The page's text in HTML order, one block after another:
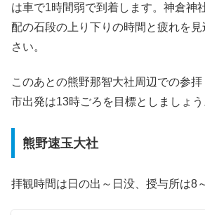
は車で1時間弱で到着します。神倉神
配の石段の上り下りの時間と疲れを
さい。
このあとの熊野那智大社周辺での参
市出発は13時ごろを目標としましょう
熊野速玉大社
拝観時間は日の出～日没、授与所は8